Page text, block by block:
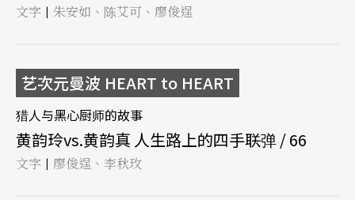
文字 | 朱安如、陈艾可、廖俊逞
艺次元曼波 HEART to HEART
猎人与黑心厨师的故事
黄韵玲vs.黄韵真 人生路上的四手联弹 / 66
文字 | 廖俊逞、李秋玫